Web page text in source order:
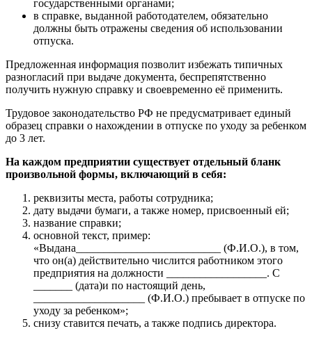
государственными органами;
в справке, выданной работодателем, обязательно
должны быть отражены сведения об использовании
отпуска.
Предложенная информация позволит избежать типичных
разногласий при выдаче документа, беспрепятственно
получить нужную справку и своевременно её применить.
Трудовое законодательство РФ не предусматривает единый
образец справки о нахождении в отпуске по уходу за ребенком
до 3 лет.
На каждом предприятии существует отдельный бланк
произвольной формы, включающий в себя:
реквизиты места, работы сотрудника;
дату выдачи бумаги, а также номер, присвоенный ей;
название справки;
основной текст, пример:
«Выдана__________________________ (Ф.И.О.), в том,
что он(а) действительно числится работником этого
предприятия на должности __________________. С
_______ (дата)и по настоящий день,
____________________ (Ф.И.О.) пребывает в отпуске по
уходу за ребенком»;
снизу ставится печать, а также подпись директора.